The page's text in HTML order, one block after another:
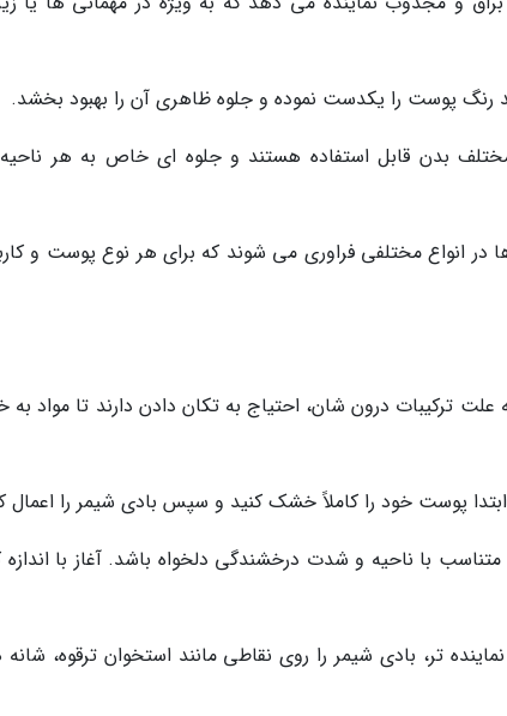
رنگ پوست را یکدست نموده و جلوه ظاهری آن را بهبود بخشد.
بدن قابل استفاده هستند و جلوه ای خاص به هر
در انواع مختلفی فراوری می شوند که برای هر نوع پوست و
ترکیبات درون شان، احتیاج به تکان دادن دارند تا مواد به
پوست خود را کاملاً خشک کنید و سپس بادی شیمر را اعمال
متناسب با ناحیه و شدت درخشندگی دلخواه باشد. آغاز با
تر، بادی شیمر را روی نقاطی مانند استخوان ترقوه،